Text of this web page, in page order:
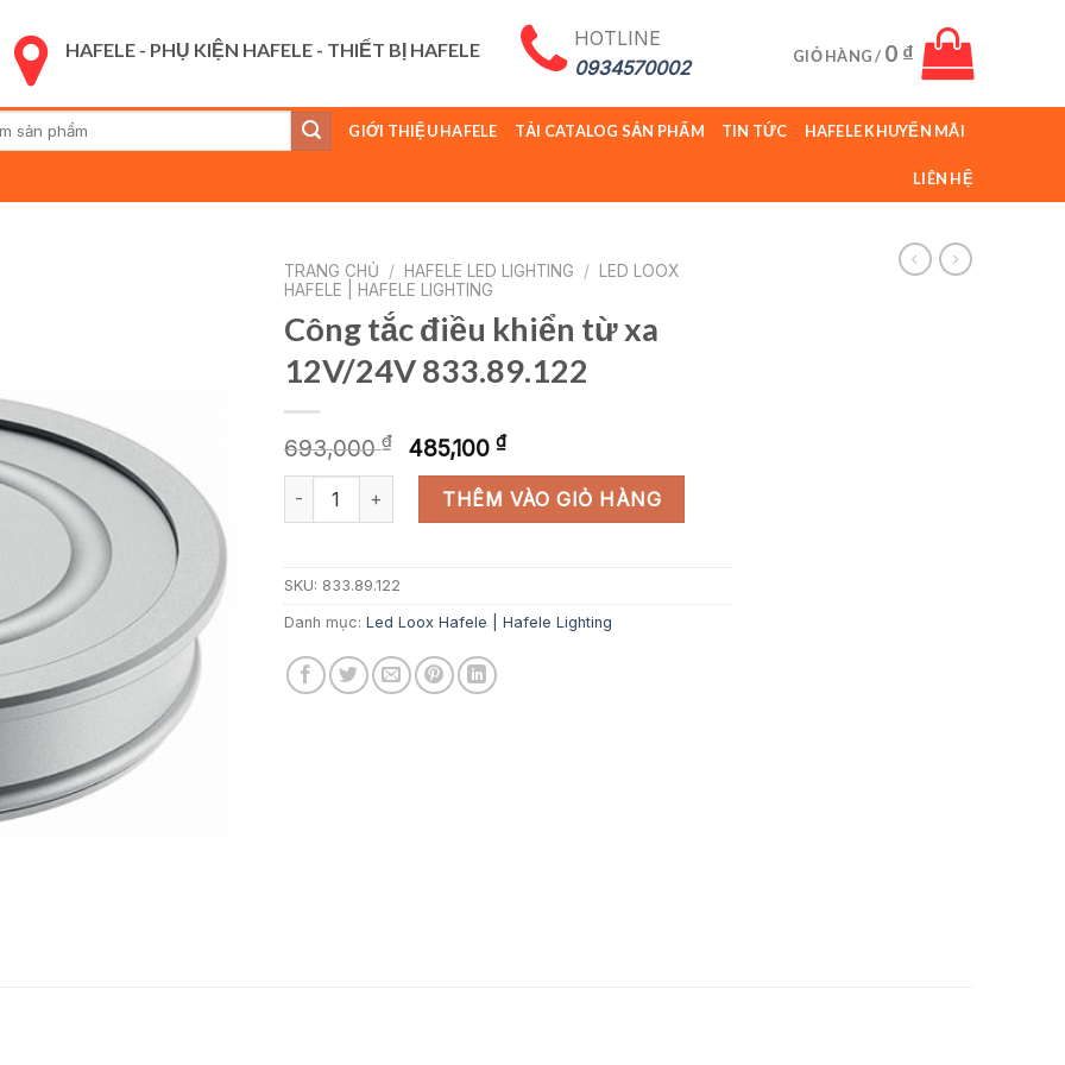
HAFELE - PHỤ KIỆN HAFELE - THIẾT BỊ HAFELE
HOTLINE
0934570002
GIỎ HÀNG / 0 ₫
GIỚI THIỆU HAFELE TẢI CATALOG SẢN PHẨM TIN TỨC HAFELE KHUYẾN MÃI
LIÊN HỆ
TRANG CHỦ / HAFELE LED LIGHTING /
LED LOOX
HAFELE | HAFELE LIGHTING
Công tắc điều khiển từ xa
12V/24V 833.89.122
693,000₫
Giá
gốc
693,000 ₫.
485,100 ₫Giá
hiện
tại
là:
485,100 ₫.
Công tắc điều khiển từ xa 12V/24V 833.89.122 số lượng
THÊM VÀO GIỎ HÀNG
SKU: 833.89.122
Danh mục: Led Loox Hafele | Hafele Lighting